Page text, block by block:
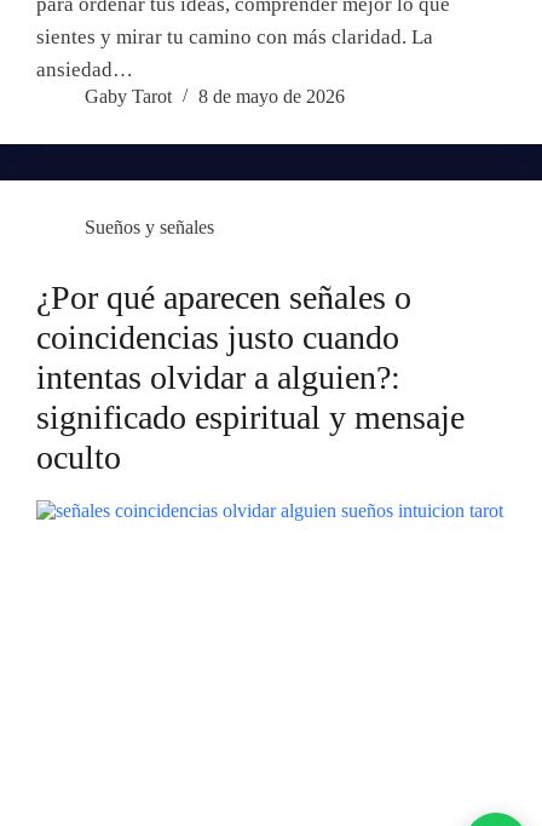
para ordenar tus ideas, comprender mejor lo que
sientes y mirar tu camino con más claridad. La
ansiedad…
Gaby Tarot 8 de mayo de 2026
Sueños y señales
¿Por qué aparecen señales o
coincidencias justo cuando
intentas olvidar a alguien?:
significado espiritual y mensaje
oculto